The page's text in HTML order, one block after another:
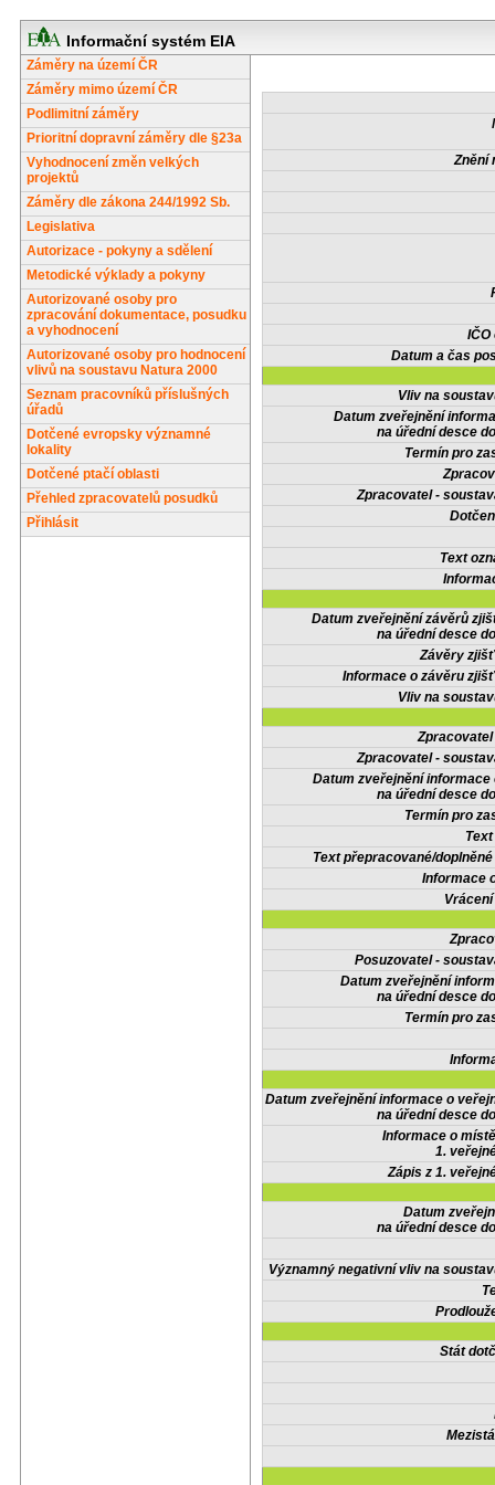
Informační systém EIA
Záměry na území ČR
Záměry mimo území ČR
Podlimitní záměry
Prioritní dopravní záměry dle §23a
Vyhodnocení změn velkých
projektů
Záměry dle zákona 244/1992 Sb.
Legislativa
Autorizace - pokyny a sdělení
Metodické výklady a pokyny
Autorizované osoby pro
zpracování dokumentace, posudku
a vyhodnocení
Autorizované osoby pro hodnocení
vlivů na soustavu Natura 2000
Seznam pracovníků příslušných
úřadů
Dotčené evropsky významné
lokality
Dotčené ptačí oblasti
Přehled zpracovatelů posudků
Přihlásit
Znění
IČO
Datum a čas
Vliv na
Datum zveřejnění
na úřední desce
Termín pro
Zpracovatel -
Text
Datum zveřejnění závěrů
na úřední desce
Závěry
Informace o závěru
Vliv na
Zpracovatel -
Datum zveřejnění informace
na úřední desce
Termín pro
Text přepracované/
Informace
Posuzovatel -
Datum zveřejnění
na úřední desce
Termín pro
Datum zveřejnění informace o
na úřední desce
Informace o
1.
Zápis z 1.
Datum
na úřední desce
Významný negativní vliv na
Stát